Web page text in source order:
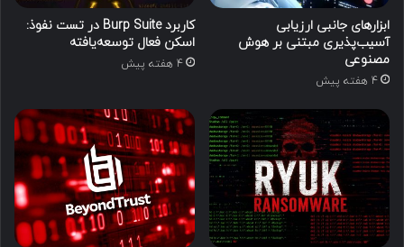
ابزارهای جانبی ارزیابی
آسیب‌پذیری مبتنی بر هوش
مصنوعی
4 هفته پیش
کاربرد Burp Suite در تست نفوذ:
اسکن فعال توسعه‌یافته
4 هفته پیش